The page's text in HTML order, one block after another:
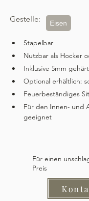
Gestelle: Eisen
Stapelbar
Nutzbar als Hocker
Inklusive 5mm
Optional erhältlich:
Feuerbeständiges
Für den Innen- und
geeignet
Für einen
Preis